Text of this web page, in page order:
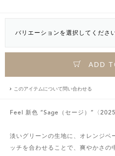
バリエーションを選択してくださ
ADD
このアイテムについて問い合わせる
Feel 新色 “Sage（セージ）”〈
淡いグリーンの生地に、オレンジベ
ッチを合わせることで、爽やかさの